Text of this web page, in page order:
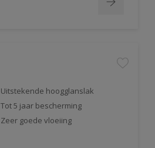
Uitstekende hoogglanslak
Tot 5 jaar bescherming
Zeer goede vloeiing